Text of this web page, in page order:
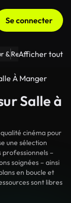
Se connecter
& Relations Le
Afficher tout
À Manger
Salle à
cinéma pour
une sélection
professionnels –
soignées – ainsi
en boucle et
sont libres